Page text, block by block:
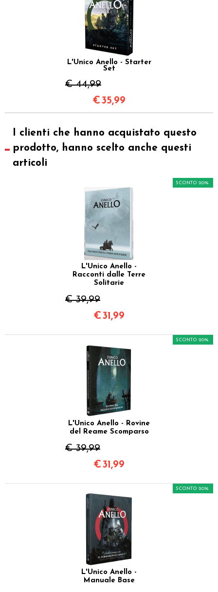
L'Unico Anello - Starter
Set
€ 44,99
€35,99
I clienti che hanno acquistato questo
prodotto, hanno scelto anche questi
articoli
L'Unico Anello -
Racconti dalle Terre
Solitarie
€ 39,99
SCONTO 20%
€31,99
L'Unico Anello - Rovine
del Reame Scomparso
€ 39,99
SCONTO 20%
€31,99
L'Unico Anello -
Manuale Base
SCONTO 20%